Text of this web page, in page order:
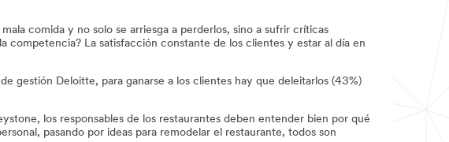
comida y no solo se arriesga a perderlos, sino a sufrir críticas
competencia? La satisfacción constante de los clientes y estar al día en
gestión Deloitte, para ganarse a los clientes hay que deleitarlos (43%)
los responsables de los restaurantes deben entender bien por qué
pasando por ideas para remodelar el restaurante, todos son